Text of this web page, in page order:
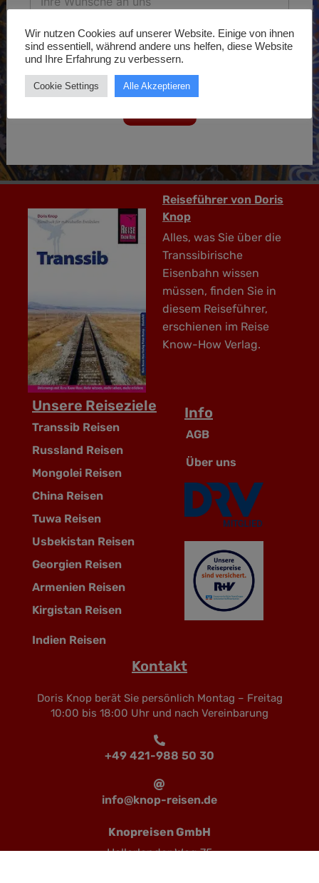
Reiseführer von Doris
Knop
Alles, was Sie über die
Transsibirische
Eisenbahn wissen
müssen, finden Sie in
diesem Reiseführer,
erschienen im Reise
Know-How Verlag.
Unsere Reiseziele
Transsib Reisen
Russland Reisen
Mongolei Reisen
China Reisen
Tuwa Reisen
Usbekistan Reisen
Georgien Reisen
Armenien Reisen
Kirgistan Reisen
Indien Reisen
Info
AGB
Über uns
Kontakt
Doris Knop berät Sie persönlich Montag – Freitag
10:00 bis 18:00 Uhr und nach Vereinbarung
+49 421-988 50 30
info@knop-reisen.de
Knopreisen GmbH
Hollerlander Weg 75
Wir nutzen Cookies auf unserer Website. Einige von ihnen
sind essentiell, während andere uns helfen, diese Website
und Ihre Erfahrung zu verbessern.
Cookie Settings Alle Akzeptieren